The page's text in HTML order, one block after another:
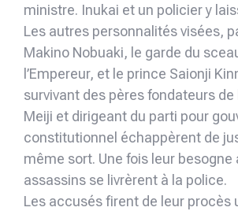
ministre. Inukai et un policier y
Les autres personnalités visées,
Makino Nobuaki, le garde du
l’Empereur, et le prince Saionji
survivant des pères fondateurs
Meiji et dirigeant du parti pour
constitutionnel échappèrent de
même sort. Une fois leur
assassins se livrèrent à la police.
Les accusés firent de leur procès